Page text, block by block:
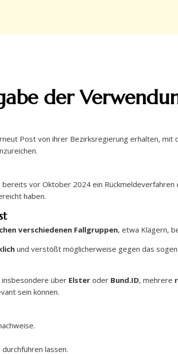
der
Post von ihrer Bezirksregierung erhalten, mit
vor Oktober 2024 ein Rückmeldeverfahren
haben.
verschiedenen Fallgruppen, etwa Klägern,
und verstößt möglicherweise gegen das
insbesondere über Elster oder Bund.ID, mehrere
sein können.
lassen.